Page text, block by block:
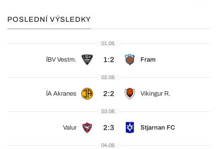
POSLEDNÍ VÝSLEDKY
01.08.
ÍBV Vestm. 1:2 Fram
02.08.
ÍA Akranes 2:2 Víkingur R.
03.08.
Valur 2:3 Stjarnan FC
04.08.